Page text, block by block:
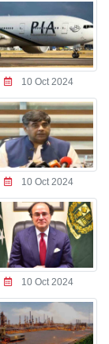
10 Oct 2024
10 Oct 2024
10 Oct 2024